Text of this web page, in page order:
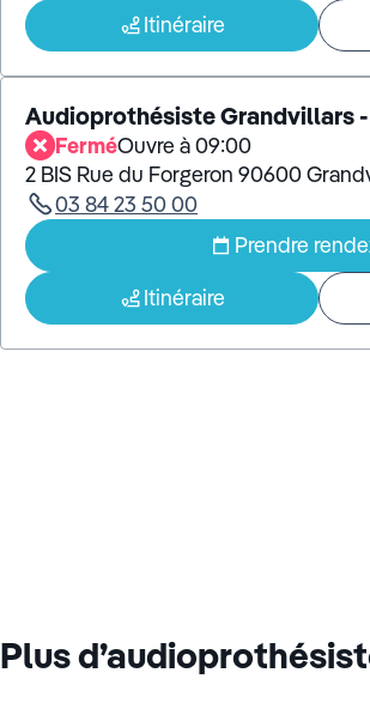
Itinéraire
Audioprothésiste Grandvillars
FerméOuvre à 09:00
2 BIS Rue du Forgeron 90600
03 84 23 50 00
Prendre
Itinéraire
Plus